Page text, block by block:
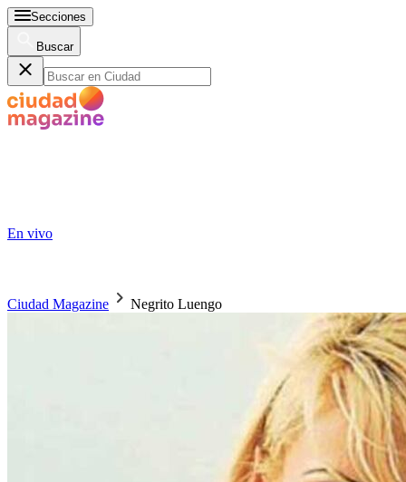
Secciones
Buscar
En vivo
Ciudad Magazine Negrito Luengo